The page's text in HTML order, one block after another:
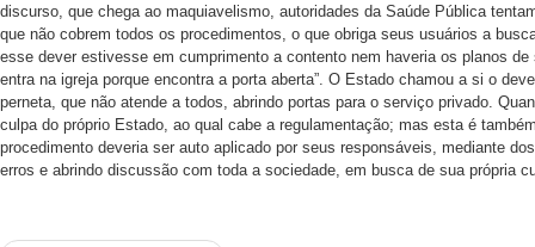
discurso, que chega ao maquiavelismo, autoridades da Saúde Pública
que não cobrem todos os procedimentos, o que obriga seus usuários a
esse dever estivesse em cumprimento a contento nem haveria os planos
entra na igreja porque encontra a porta aberta”. O Estado chamou a si o
perneta, que não atende a todos, abrindo portas para o serviço privado.
culpa do próprio Estado, ao qual cabe a regulamentação; mas esta é
procedimento deveria ser auto aplicado por seus responsáveis, mediante
erros e abrindo discussão com toda a sociedade, em busca de sua própria